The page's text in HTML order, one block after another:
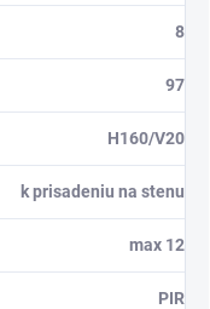
8
97
H160/V20
k prisadeniu na stenu
max 12
PIR